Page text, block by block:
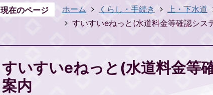
現在のページ ホーム くらし・手続き 上・下水道
すいすいeねっと(水道料金等確認シス
すいすいeねっと(水道料金等
案内